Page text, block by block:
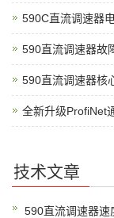
590C直流调速器
590直流调速器故
590直流调速器核
全新升级ProfiNet
技术文章
590直流调速器速